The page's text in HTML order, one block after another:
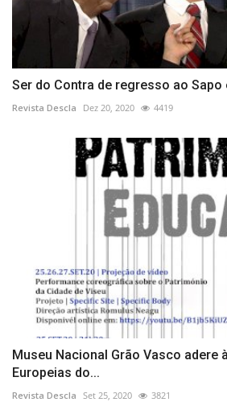
Ser do Contra de regresso ao Sapo
Revista Descla Dez 20, 2020 4419
Museu Nacional Grão Vasco adere
Europeias do...
Revista Descla Set 25, 2020 3821